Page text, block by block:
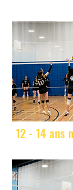
12 - 14 ans